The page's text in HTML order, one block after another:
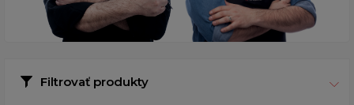
Filtrovať produkty